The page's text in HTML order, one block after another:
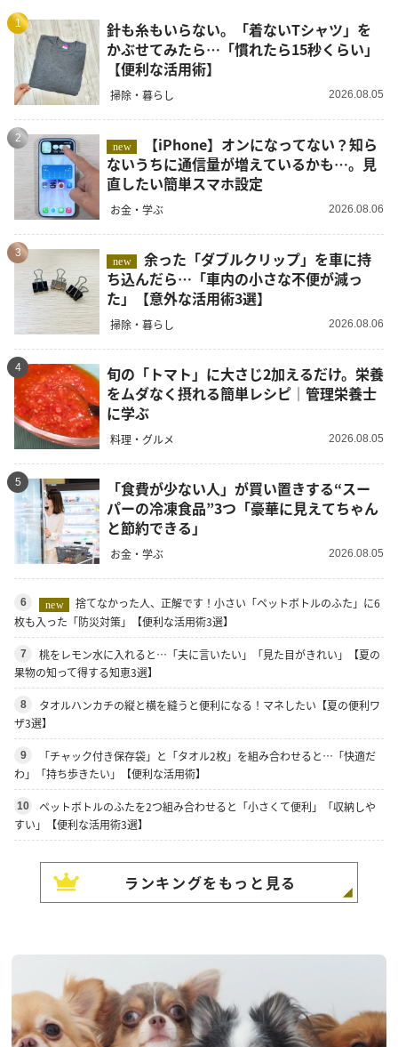
1
針も糸もいらない。「着ないTシャツ」を
かぶせてみたら…「慣れたら15秒くらい」
【便利な活用術】
掃除・暮らし 2026.08.05
2
new
ないうちに通信量が増えているかも…。見
直したい簡単スマホ設定
お金・学ぶ 2026.08.06
3
new
余った「ダブルクリップ」を車に持
ち込んだら…「車内の小さな不便が減っ
た」【意外な活用術3選】
掃除・暮らし 2026.08.06
4
旬の「トマト」に大さじ2加えるだけ。栄養
をムダなく摂れる簡単レシピ｜管理栄養士
に学ぶ
料理・グルメ 2026.08.05
5
「食費が少ない人」が買い置きする“スー
パーの冷凍食品”3つ「豪華に見えてちゃん
と節約できる」
お金・学ぶ 2026.08.05
6 new
捨てなかった人、正解です！小さい「ペットボトルのふた」に6
枚も入った「防災対策」【便利な活用術3選】
7
桃をレモン水に入れると…「夫に言いたい」「見た目がきれい」【夏の
果物の知って得する知恵3選】
8
タオルハンカチの縦と横を縫うと便利になる！マネしたい【夏の便利ワ
ザ3選】
9
「チャック付き保存袋」と「タオル2枚」を組み合わせると…「快適だ
わ」「持ち歩きたい」【便利な活用術】
10
ペットボトルのふたを2つ組み合わせると「小さくて便利」「収納しや
すい」【便利な活用術3選】
ランキングをもっと見る